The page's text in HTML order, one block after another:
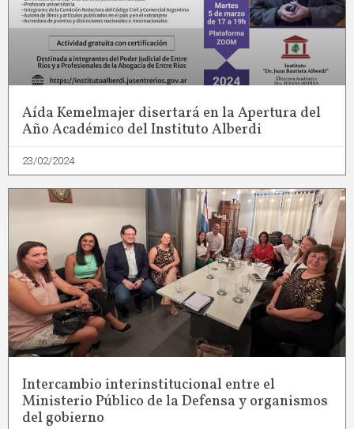
Aída Kemelmajer disertará en la Apertura del
Año Académico del Instituto Alberdi
23/02/2024
Intercambio interinstitucional entre el
Ministerio Público de la Defensa y organismos
del gobierno